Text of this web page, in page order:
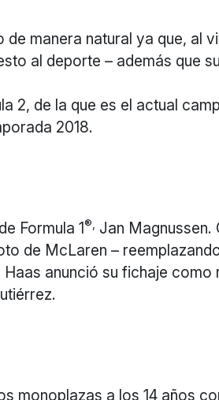
de manera natural ya que, al
al deporte – además que
2, de la que es el actual
2018.
Formula 1®,
Jan Magnussen.
de McLaren –
anunció su fichaje como
monoplazas a los 14 años